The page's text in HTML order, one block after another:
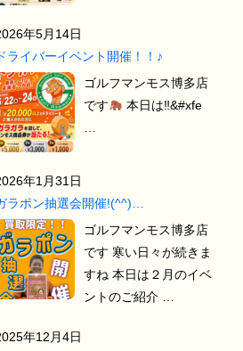
年5月14日
ドライバーイベント開催！！♪
ゴルフマンモス博多店
です
本日は‼&#xfe
年1月31日
ラポン抽選会開催!(^^)…
ゴルフマンモス博多店
です 寒い日々が続きま
すね 本日は２月のイベ
ントのご紹介 …
年12月4日